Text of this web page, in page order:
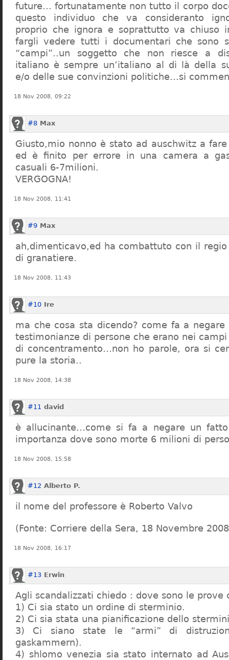
future… fortunatamente non tutto il corpo
questo individuo che va consideranto
proprio che ignora e soprattutto va chiuso
fargli vedere tutti i documentari che sono
“campi”..un soggetto che non riesce a
italiano è sempre un’italiano al di là della
e/o delle sue convinzioni politiche…si
18 Nov 2008, 09:22
#8 Max
Giusto,mio nonno è stato ad auschwitz a
ed è finito per errore in una camera a
casuali 6-7milioni.
VERGOGNA!
18 Nov 2008, 11:41
#9 Max
ah,dimenticavo,ed ha combattuto con il
di granatiere.
18 Nov 2008, 11:43
#10 Ire
ma che cosa sta dicendo? come fa a
testimonianze di persone che erano nei campi
di concentramento…non ho parole, ora si
pure la storia..
18 Nov 2008, 14:38
#11 david
è allucinante…come si fa a negare un
importanza dove sono morte 6 milioni di
18 Nov 2008, 15:58
#12 Alberto P.
il nome del professore è Roberto Valvo
(Fonte: Corriere della Sera, 18 Novembre
18 Nov 2008, 16:17
#13 Erwin
Agli scandalizzati chiedo : dove sono le prove
1) Ci sia stato un ordine di sterminio.
2) Ci sia stata una pianificazione dello
3) Ci siano state le “armi” di
gaskammern).
4) shlomo venezia sia stato internato ad